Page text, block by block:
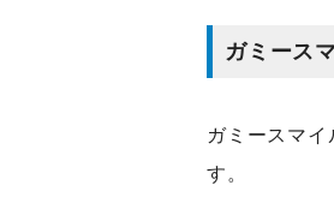
ガミース
ガミースマイ
す。